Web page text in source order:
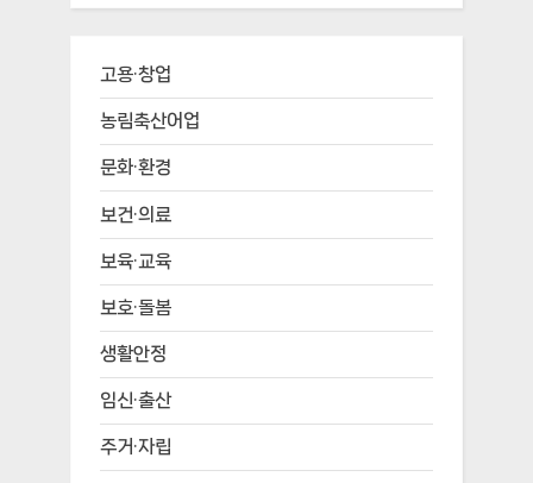
고용·창업
농림축산어업
문화·환경
보건·의료
보육·교육
보호·돌봄
생활안정
임신·출산
주거·자립